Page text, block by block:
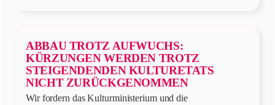
ABBAU TROTZ AUFWUCHS:
KÜRZUNGEN WERDEN TROTZ
STEIGENDENDEN KULTURETATS
NICHT ZURÜCKGENOMMEN
Wir fordern das Kulturministerium und die